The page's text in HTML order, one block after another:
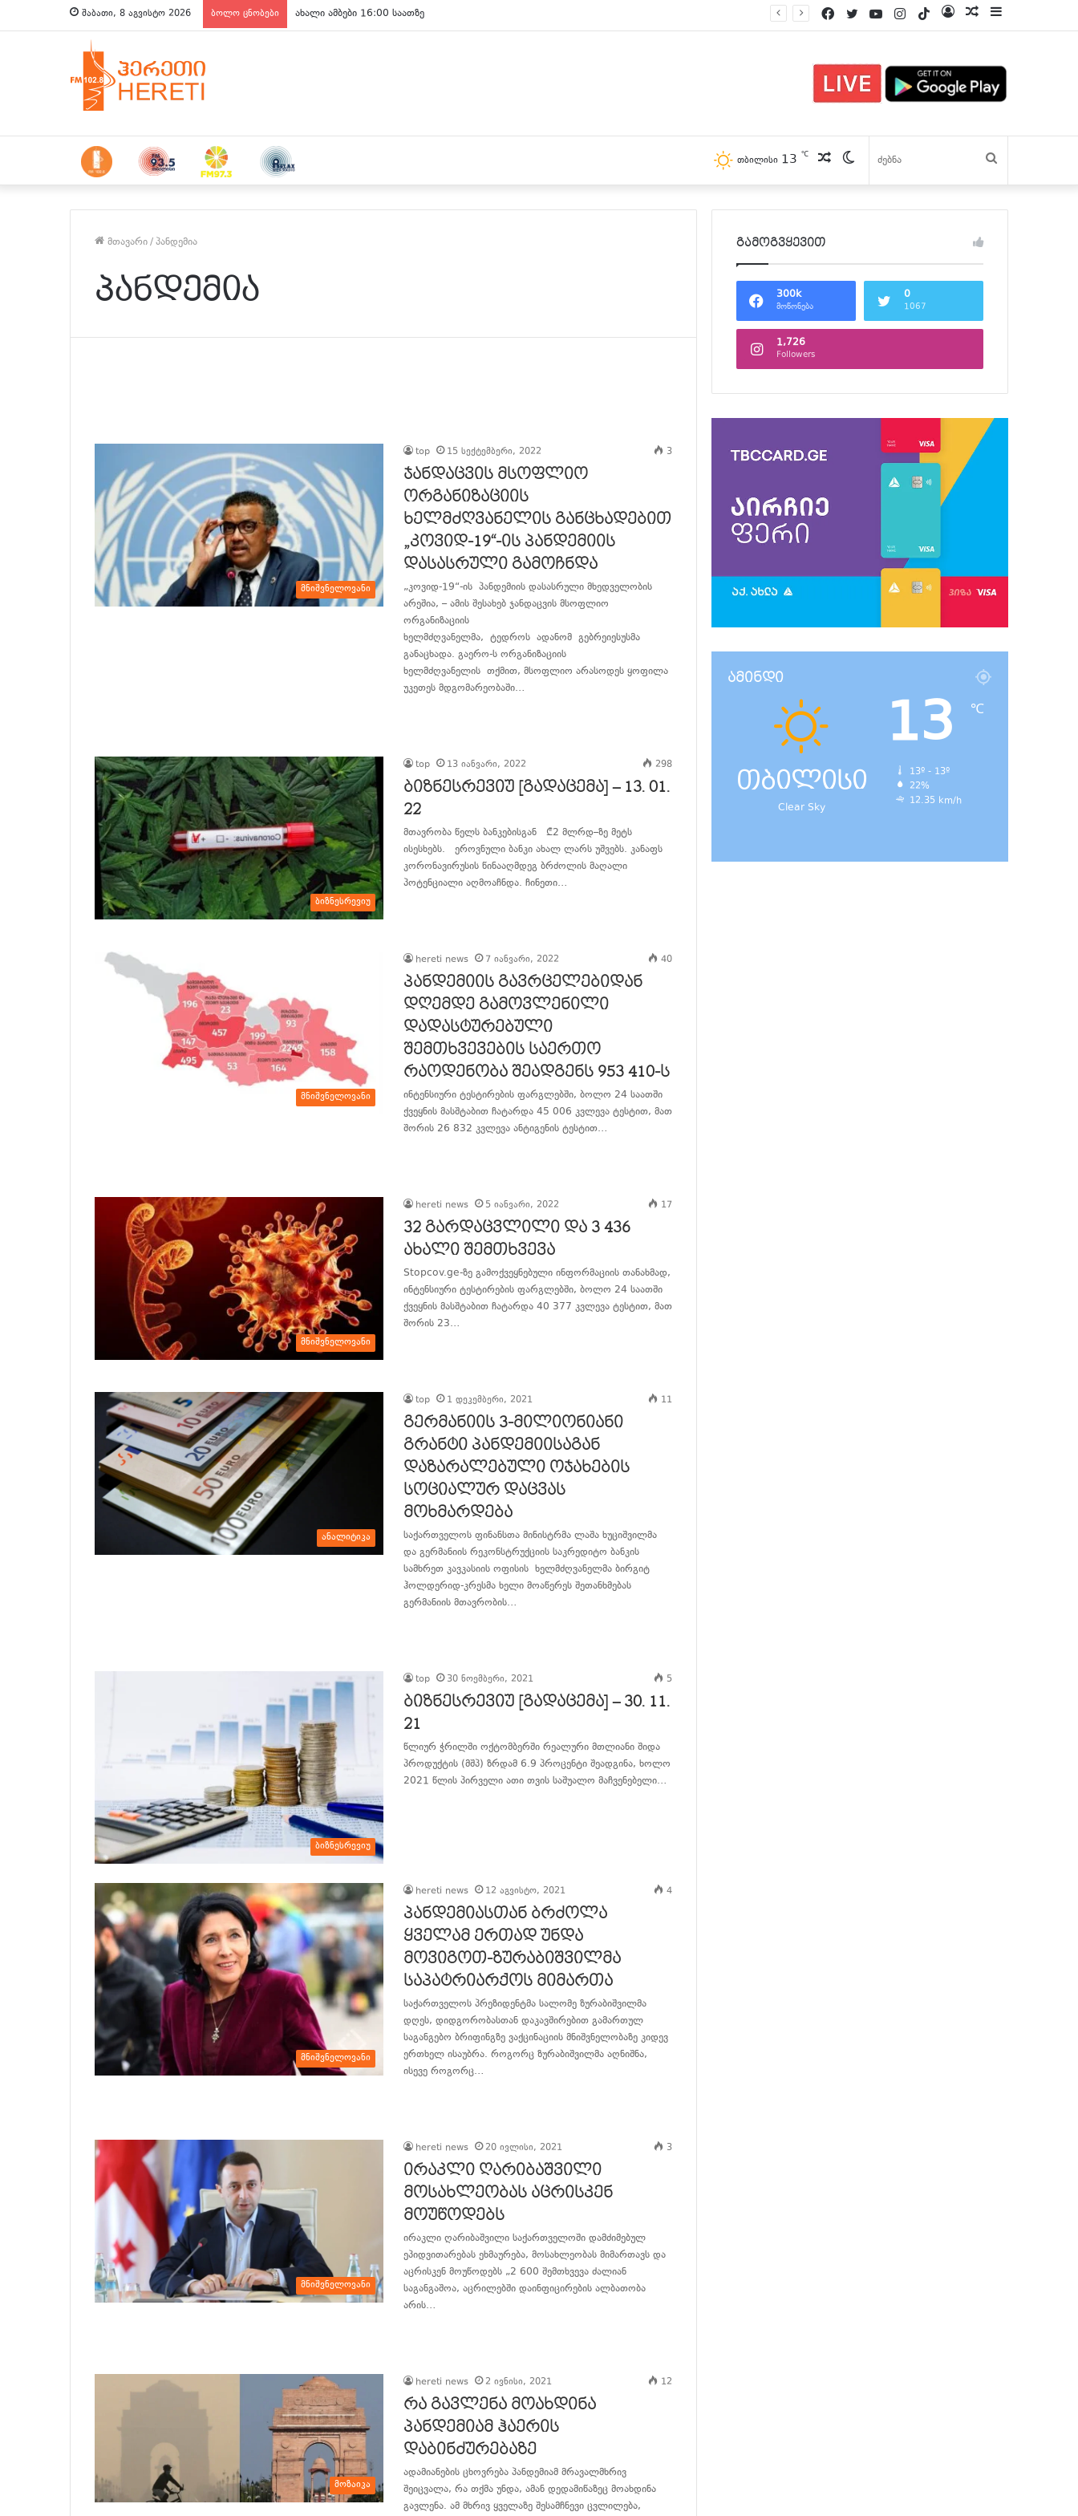
შაბათი, 8 აგვისტო 2026 ბოლო ცნობები ახალი ამბები 15:00 საათზე პოსტები
Log
TikTok
Instagram
YouTube
Twitter
Facebook
Switch
skin
პოსტები
თბილისი 13 ℃
მთავარი/პანდემია
პანდემია
მნიშვნელოვანი
top 15 სექტემბერი, 2022 3
ჯანდაცვის მსოფლიო
ორგანიზაციის
ხელმძღვანელის განცხადებით
„კოვიდ-19“-ის პანდემიის
დასასრული გამოჩნდა
„კოვიდ-19“-ის პანდემიის დასასრული მხედველობის
არეშია, – ამის შესახებ ჯანდაცვის მსოფლიო
ორგანიზაციის
ხელმძღვანელმა, ტედროს ადანომ გებრეიესუსმა
განაცხადა. გაერო-ს ორგანიზაციის
ხელმძღვანელის თქმით, მსოფლიო არასოდეს ყოფილა
უკეთეს მდგომარეობაში…
ბიზნესრევიუ
top 13 იანვარი, 2022 298
ბიზნესრევიუ [გადაცემა] – 13. 01.
22
მთავრობა წელს ბანკებისგან ₾2 მლრდ–ზე მეტს
ისესხებს. ეროვნული ბანკი ახალ ლარს უშვებს. კანაფს
კორონავირუსის წინააღმდეგ ბრძოლის მაღალი
პოტენციალი აღმოაჩნდა. ჩინეთი…
მნიშვნელოვანი
hereti news 7 იანვარი, 2022 40
პანდემიის გავრცელებიდან
დღემდე გამოვლენილი
დადასტურებული
შემთხვევების საერთო
რაოდენობა შეადგენს 953 410-ს
ინტენსიური ტესტირების ფარგლებში, ბოლო 24 საათში
ქვეყნის მასშტაბით ჩატარდა 45 006 კვლევა ტესტით, მათ
შორის 26 832 კვლევა ანტიგენის ტესტით…
მნიშვნელოვანი
hereti news 5 იანვარი, 2022 17
32 გარდაცვლილი და 3 436
ახალი შემთხვევა
Stopcov.ge-ზე გამოქვეყნებული ინფორმაციის თანახმად,
ინტენსიური ტესტირების ფარგლებში, ბოლო 24 საათში
ქვეყნის მასშტაბით ჩატარდა 40 377 კვლევა ტესტით, მათ
შორის 23…
ანალიტიკა
top 1 დეკემბერი, 2021 11
გერმანიის 3-მილიონიანი
გრანტი პანდემიისაგან
დაზარალებული ოჯახების
სოციალურ დაცვას
მოხმარდება
საქართველოს ფინანსთა მინისტრმა ლაშა ხუციშვილმა
და გერმანიის რეკონსტრუქციის საკრედიტო ბანკის
სამხრეთ კავკასიის ოფისის ხელმძღვანელმა ბირგიტ
ჰოლდერიდ-კრესმა ხელი მოაწერეს შეთანხმებას
გერმანიის მთავრობის…
ბიზნესრევიუ
top 30 ნოემბერი, 2021 5
ბიზნესრევიუ [გადაცემა] – 30. 11.
21
წლიურ ჭრილში ოქტომბერში რეალური მთლიანი შიდა
პროდუქტის (მშპ) ზრდამ 6.9 პროცენტი შეადგინა, ხოლო
2021 წლის პირველი ათი თვის საშუალო მაჩვენებელი…
მნიშვნელოვანი
hereti news 12 აგვისტო, 2021 4
პანდემიასთან ბრძოლა
ყველამ ერთად უნდა
მოვიგოთ-ზურაბიშვილმა
საპატრიარქოს მიმართა
საქართველოს პრეზიდენტმა სალომე ზურაბიშვილმა
დღეს, დიდგორობასთან დაკავშირებით გამართულ
საგანგებო ბრიფინგზე ვაქცინაციის მნიშვნელობაზე კიდევ
ერთხელ ისაუბრა. როგორც ზურაბიშვილმა აღნიშნა,
ისევე როგორც…
მნიშვნელოვანი
hereti news 20 ივლისი, 2021 3
ირაკლი ღარიბაშვილი
მოსახლეობას აცრისკენ
მოუწოდებს
ირაკლი ღარიბაშვილი საქართველოში დამძიმებულ
ეპიდვითარებას ეხმაურება, მოსახლეობას მიმართავს და
აცრისკენ მოუწოდებს „2 600 შემთხვევა ძალიან
საგანგაშოა, აცრილებში დაინფიცირების ალბათობა
არის…
მოზაიკა
hereti news 2 ივნისი, 2021 12
რა გავლენა მოახდინა
პანდემიამ ჰაერის
დაბინძურებაზე
ადამიანების ცხოვრება პანდემიამ მრავალმხრივ
შეიცვალა, რა თქმა უნდა, ამან დედამიწაზეც მოახდინა
გავლენა. ამ მხრივ ყველაზე შესამჩნევი ცვლილება,
გამოგვყევით
300k
მოწონება
0
1067
1,726
Followers
ამინდი
თბილისი
Clear Sky
13 ℃
13º - 13º
22%
12.35 km/h